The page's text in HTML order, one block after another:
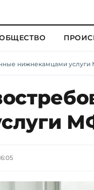
нижнекамцами